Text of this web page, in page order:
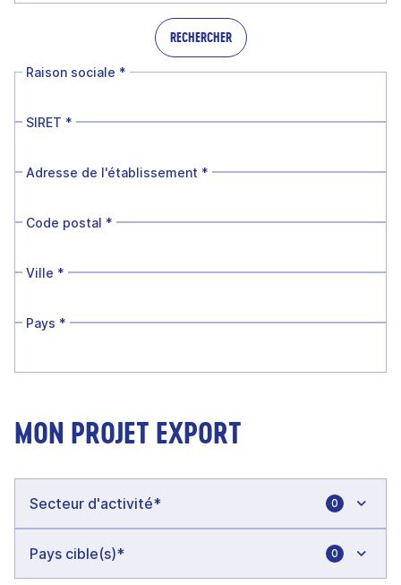
RECHERCHER
Raison sociale *
SIRET *
Adresse de l'établissement *
Code postal *
Ville *
Pays *
MON PROJET EXPORT
0
0